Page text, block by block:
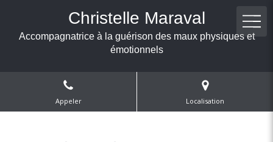
Christelle Maraval
Accompagnatrice à la guérison des maux physiques et
émotionnels
Appeler Localisation